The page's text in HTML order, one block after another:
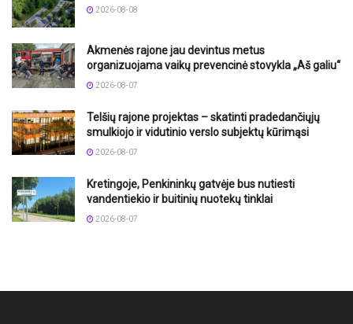
2026-08-08
Akmenės rajone jau devintus metus
organizuojama vaikų prevencinė stovykla „Aš galiu“
2026-08-07
Telšių rajone projektas – skatinti pradedančiųjų
smulkiojo ir vidutinio verslo subjektų kūrimąsi
2026-08-07
Kretingoje, Penkininkų gatvėje bus nutiesti
vandentiekio ir buitinių nuotekų tinklai
2026-08-07